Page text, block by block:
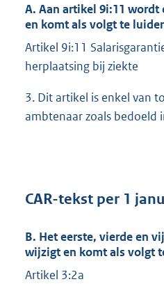
A. Aan artikel 9i:11 wordt
en komt als volgt te
Artikel 9i:11
herplaatsing bij ziekte
3. Dit artikel is enkel van
ambtenaar zoals bedoeld
CAR-tekst per 1
B. Het eerste, vierde en
wijzigt en komt als volgt
Artikel 3:2a